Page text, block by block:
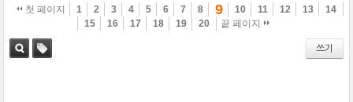
첫 페이지 1 2 3 4 5 6 7 8 9 10 11 12 13
14
15
16 17 18 19 20 끝 페이지
쓰기